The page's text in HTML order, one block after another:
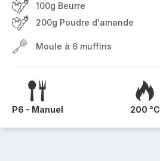
100g Beurre
200g Poudre d'amande
Moule à 6 muffins
P6 - Manuel 200 °C